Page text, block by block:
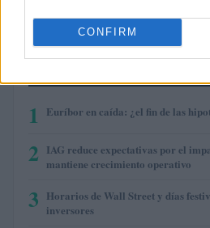
CONFIRM
1 Euríbor en caída: ¿el fin de las
2 IAG reduce expectativas por el
mantiene crecimiento operativo
3 Horarios de Wall Street y días
inversores